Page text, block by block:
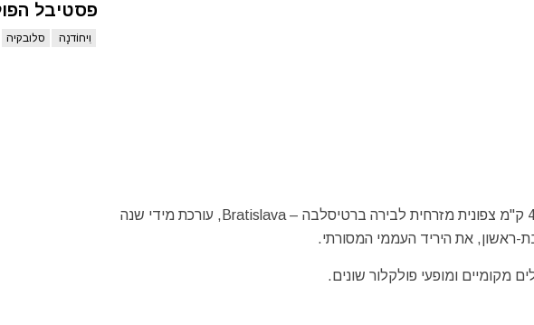
פסטיבל
וִיחוֹדנָה סלובקיה
העיר טֶרנָבַה – Trnava הנמצאת במערב סלובקיה – Slovakia כ-45 ק"מ צפונית מזרחית לבירה ברטיסלבה – Bratislava, עורכת מידי שנה
ראשון, את היריד העממי המסורתי.
מקומיים ומופעי פולקלור שונים.